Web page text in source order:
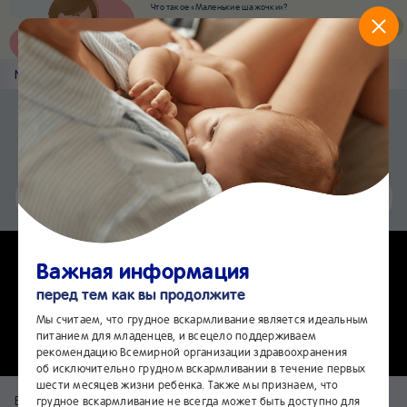
Что такое «Маленькие шажочки»?
Наш новый суперсервис для отслеживания
развития вашего малыша
Попробовать сейчас
Nestlé Baby &me Чек-листы
Приложение Nestlé Baby&me
Еще быстрее и удобнее
Установить
Чат24/7
Ваше тело после родов: как
вернуть его в форму
Беременность и рождение ребенка меняют всю вашу жизнь —
Важная информация
перед тем как вы продолжите
Мы считаем, что грудное вскармливание является идеальным
питанием для младенцев, и всецело поддерживаем
рекомендацию Всемирной организации здравоохранения
об исключительно грудном вскармливании в течение первых
шести месяцев жизни ребенка. Также мы признаем, что
грудное вскармливание не всегда может быть доступно для